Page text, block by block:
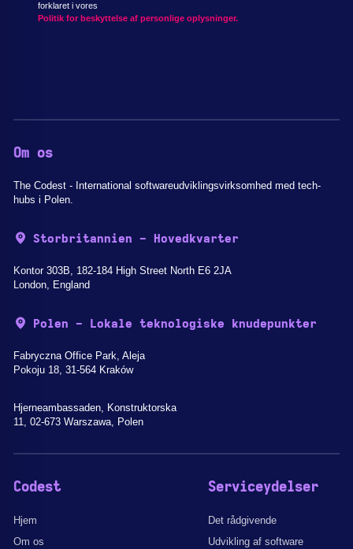
forklaret i vores
Politik for beskyttelse af personlige oplysninger.
Om os
The Codest - International softwareudviklingsvirksomhed med tech-
hubs i Polen.
Storbritannien - Hovedkvarter
Kontor 303B, 182-184 High Street North E6 2JA
London, England
Polen - Lokale teknologiske knudepunkter
Fabryczna Office Park, Aleja
Pokoju 18, 31-564 Kraków
Hjerneambassaden, Konstruktorska
11, 02-673 Warszawa, Polen
Codest
Hjem
Om os
Serviceydelser
Det rådgivende
Udvikling af software